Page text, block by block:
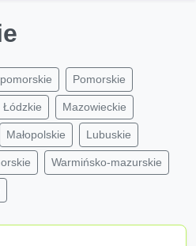
Pomorskie
Łódzkie Mazowieckie
Małopolskie Lubuskie
Warmińsko-mazurskie